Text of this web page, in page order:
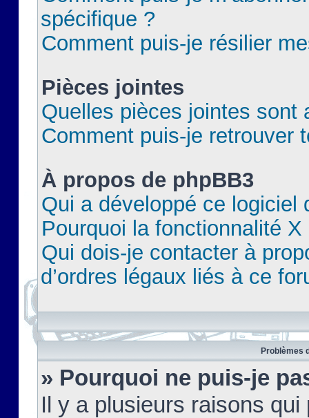
spécifique ?
Comment puis-je résilier
Pièces jointes
Quelles pièces jointes sont
Comment puis-je retrouver
À propos de phpBB3
Qui a développé ce logiciel
Pourquoi la fonctionnalité X
Qui dois-je contacter à
d’ordres légaux liés à ce
Problèmes
» Pourquoi ne puis-je
Il y a plusieurs raisons